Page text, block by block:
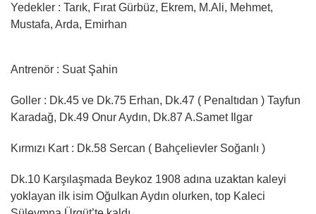
Yedekler : Tarık, Fırat Gürbüz, Ekrem, M.Ali, Mehmet,
Mustafa, Arda, Emirhan
Antrenör : Suat Şahin
Goller : Dk.45 ve Dk.75 Erhan, Dk.47 ( Penaltıdan ) Tayfun
Karadağ, Dk.49 Onur Aydın, Dk.87 A.Samet Ilgar
Kırmızı Kart : Dk.58 Sercan ( Bahçelievler Soğanlı )
Dk.10 Karşılaşmada Beykoz 1908 adına uzaktan kaleyi
yoklayan ilk isim Oğulkan Aydın olurken, top Kaleci